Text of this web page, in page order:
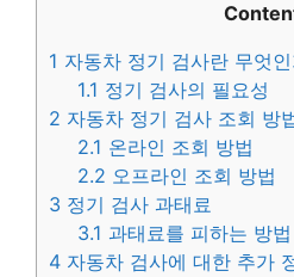
1 자동차 정기 검사란 무엇
1.1 정기 검사의 필요성
2 자동차 정기 검사 조회 방
2.1 온라인 조회 방법
2.2 오프라인 조회 방법
3 정기 검사 과태료
3.1 과태료를 피하는 방법
4 자동차 검사에 대한 추가